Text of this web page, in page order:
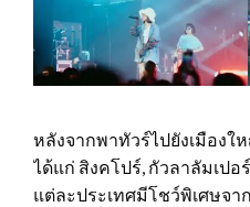
หลังจากพาทัวร์ไปยังเมืองใ
ได้แก่ สิงคโปร์, กัวลาลัมเปอ
แต่ละประเทศมีโชว์พิเศษจ